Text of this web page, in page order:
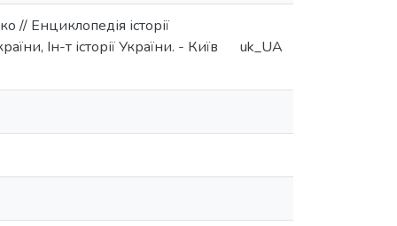
// Енциклопедія історії
Ін-т історії України. - Київ
uk_UA